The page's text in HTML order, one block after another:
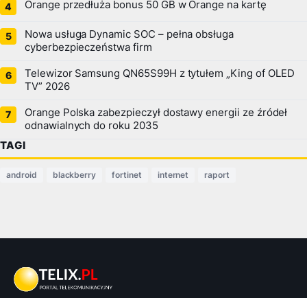
Orange przedłuża bonus 50 GB w Orange na kartę
Nowa usługa Dynamic SOC – pełna obsługa
cyberbezpieczeństwa firm
Telewizor Samsung QN65S99H z tytułem „King of OLED
TV” 2026
Orange Polska zabezpieczył dostawy energii ze źródeł
odnawialnych do roku 2035
TAGI
android blackberry fortinet internet raport